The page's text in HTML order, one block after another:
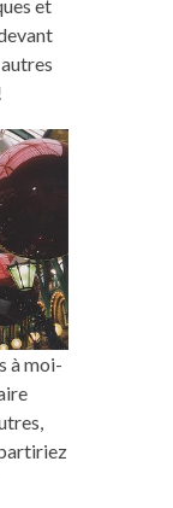
et
à moi-
partiriez